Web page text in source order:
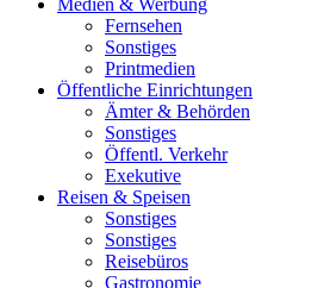
Medien & Werbung
Fernsehen
Sonstiges
Printmedien
Öffentliche Einrichtungen
Ämter & Behörden
Sonstiges
Öffentl. Verkehr
Exekutive
Reisen & Speisen
Sonstiges
Sonstiges
Reisebüros
Gastronomie